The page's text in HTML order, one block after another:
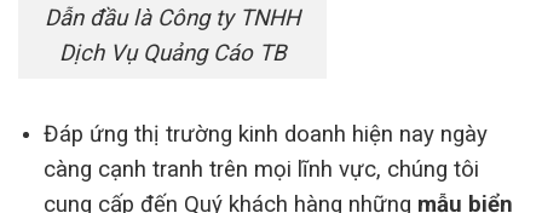
Dẫn đầu là Công ty TNHH
Dịch Vụ Quảng Cáo TB
Đáp ứng thị trường kinh doanh hiện nay ngày
càng cạnh tranh trên mọi lĩnh vực, chúng tôi
cung cấp đến Quý khách hàng những mẫu biển